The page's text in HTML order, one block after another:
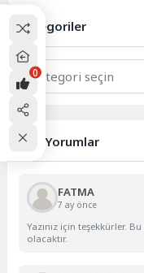
Kategoriler
Kategoriler
Son Yorumlar
FATMA
7 ay önce
Yazınız için teşekkürler.
olacaktır.
0